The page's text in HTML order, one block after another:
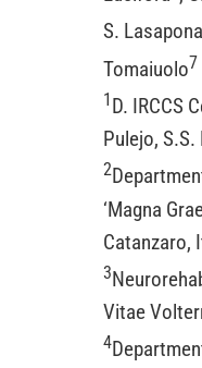
S.
Tomaiuolo7
1 D. IRCCS
Pulejo,
2
‘Magna
Catanzaro,
3
Vitae
4